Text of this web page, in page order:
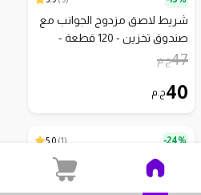
شريط لاصق مزدوج الجوانب مع
صندوق تخزين - 120 قطعة -
شفاف
47ج.م
40ج.م
24%-
(
1
)
5.0
ام اند جي موزع شريط لاصق دبل